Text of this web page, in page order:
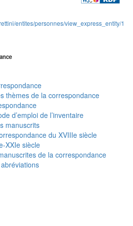
entites/personnes/view_express_entity/1
thèmes de la correspondance
d’emploi de l’inventaire
manuscrits
du XVIIIe siècle
XXIe siècle
de la correspondance